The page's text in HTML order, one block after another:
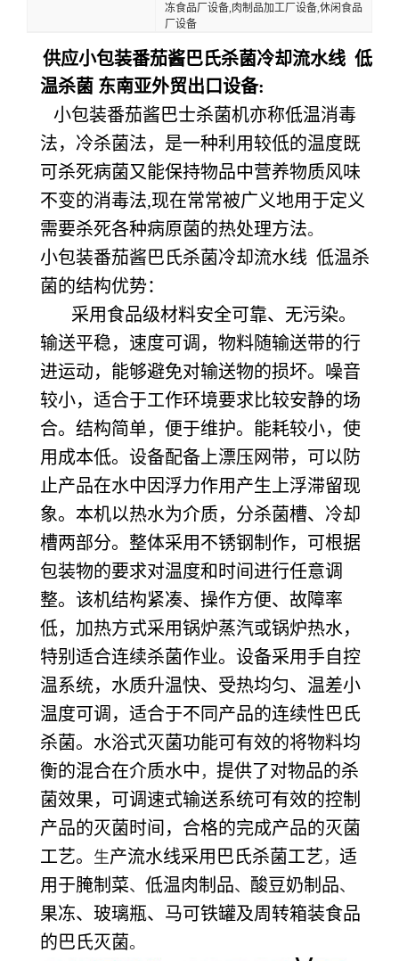
冻食品厂设备,肉制品加工厂设备,休闲食品
厂设备
供应小包装番茄酱巴氏杀菌冷却流水线 低
温杀菌 东南亚外贸出口设备:
小包装番茄酱巴士杀菌机亦称低温消毒
法，冷杀菌法，是一种利用较低的温度既
可杀死病菌又能保持物品中营养物质风味
不变的消毒法,现在常常被广义地用于定义
需要杀死各种病原菌的热处理方法。
小包装番茄酱巴氏杀菌冷却流水线 低温杀
菌的结构优势：
采用食品级材料安全可靠、无污染。
输送平稳，速度可调，物料随输送带的行
进运动，能够避免对输送物的损坏。噪音
较小，适合于工作环境要求比较安静的场
合。结构简单，便于维护。能耗较小，使
用成本低。设备配备上漂压网带，可以防
止产品在水中因浮力作用产生上浮滞留现
象。本机以热水为介质，分杀菌槽、冷却
槽两部分。整体采用不锈钢制作，可根据
包装物的要求对温度和时间进行任意调
整。该机结构紧凑、操作方便、故障率
低，加热方式采用锅炉蒸汽或锅炉热水，
特别适合连续杀菌作业。设备采用手自控
温系统，水质升温快、受热均匀、温差小
温度可调，适合于不同产品的连续性巴氏
杀菌。水浴式灭菌功能可有效的将物料均
衡的混合在介质水中 ， 提供了对物品的杀
菌效果，可调速式输送系统可有效的控制
产品的灭菌时间，合格的完成产品的灭菌
工艺。 生产流水线采用巴氏杀菌工艺 ， 适
用于腌制菜、 低温肉制品、 酸豆奶制品、
果冻、玻璃瓶、马可铁罐及周转箱装食品
的巴氏灭菌。